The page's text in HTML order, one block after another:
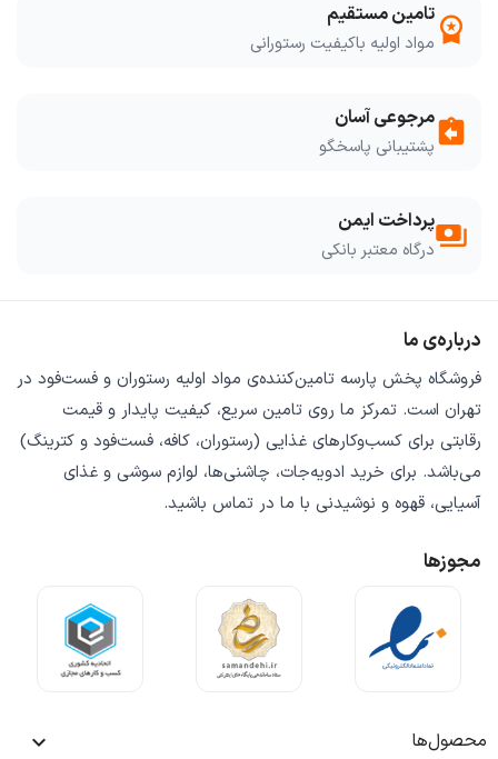
workspace_premium تامین مستقیم
مواد اولیه باکیفیت رستورانی
assignment_returnمرجوعی آسان
پشتیبانی پاسخگو
paymentsپرداخت ایمن
درگاه معتبر بانکی
درباره‌ی ما
فروشگاه پخش پارسه تامین‌کننده‌ی مواد اولیه رستوران و فست‌فود در
تهران است. تمرکز ما روی تامین سریع، کیفیت پایدار و قیمت
رقابتی برای کسب‌وکارهای غذایی (رستوران، کافه، فست‌فود و کترینگ)
می‌باشد. برای خرید ادویه‌جات، چاشنی‌ها، لوازم سوشی و غذای
آسیایی، قهوه و نوشیدنی با ما در تماس باشید.
مجوزها
محصول‌ها 